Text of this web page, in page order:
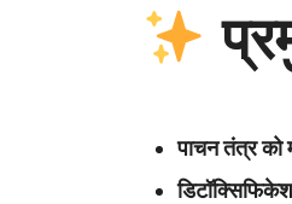
पाचन तंत्र